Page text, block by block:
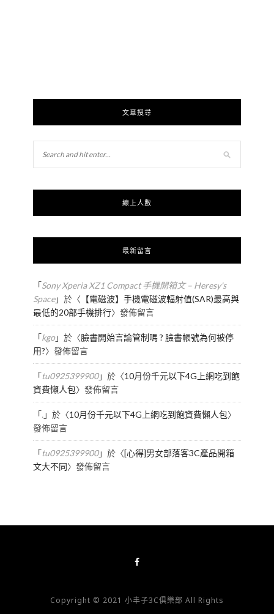
文章搜尋
線上人數
最新留言
「Sony Xperia XZ1 Compact 手機開箱文 – Heresy's
Space」於〈 【電磁波】手機電磁波輻射值(SAR)最高與
最低的20部手機排行〉發佈留言
「kgo」於〈臉書開始言論管制嗎 ? 臉書帳號為何被停
用?〉發佈留言
「tu0925399900」於〈10月份千元以下4G上網吃到飽
資費懶人包〉發佈留言
「.」於〈10月份千元以下4G上網吃到飽資費懶人包〉
發佈留言
「tu0925399900」於〈[心得]男女部落客3C產品開箱
文大不同〉發佈留言
Copyright © 2021 小丰子3C俱樂部 All Rights